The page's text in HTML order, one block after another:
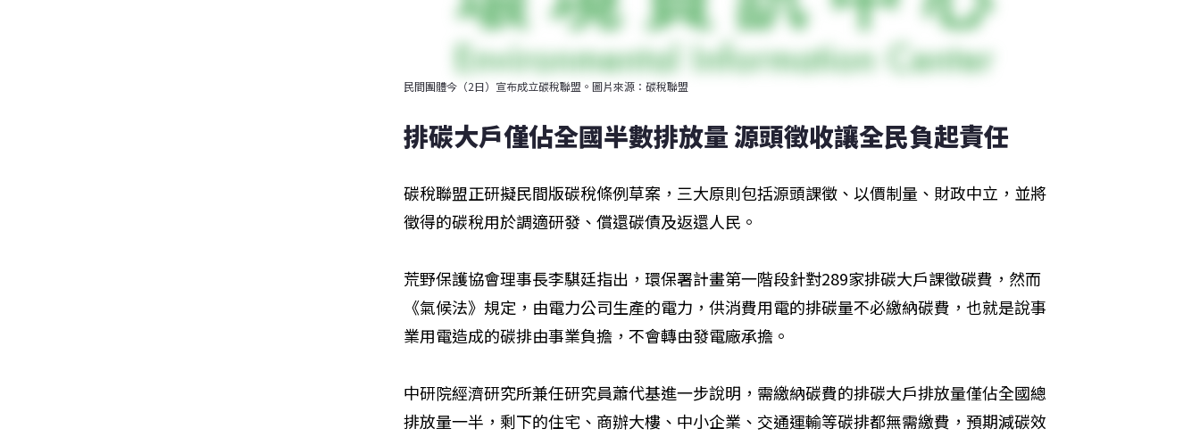
民間團體今（2日）宣布成立碳稅聯盟。圖片來源：碳稅聯盟
排碳大戶僅佔全國半數排放量 源頭徵收讓全民負起責任
碳稅聯盟正研擬民間版碳稅條例草案，三大原則包括源頭課徵、以價制量、財政中立，並將
徵得的碳稅用於調適研發、償還碳債及返還人民。
荒野保護協會理事長李騏廷指出，環保署計畫第一階段針對289家排碳大戶課徵碳費，然而
《氣候法》規定，由電力公司生產的電力，供消費用電的排碳量不必繳納碳費，也就是說事
業用電造成的碳排由事業負擔，不會轉由發電廠承擔。
中研院經濟研究所兼任研究員蕭代基進一步說明，需繳納碳費的排碳大戶排放量僅佔全國總
排放量一半，剩下的住宅、商辦大樓、中小企業、交通運輸等碳排都無需繳費，預期減碳效